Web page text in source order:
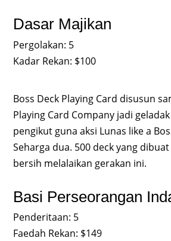
Dasar Majikan
Pergolakan: 5
Kadar Rekan: $100
Boss Deck Playing Card disusun
Playing Card Company jadi
pengikut guna aksi Lunas like a
Seharga dua. 500 deck yang
bersih melalaikan gerakan ini.
Basi Perseorangan
Penderitaan: 5
Faedah Rekan: $149